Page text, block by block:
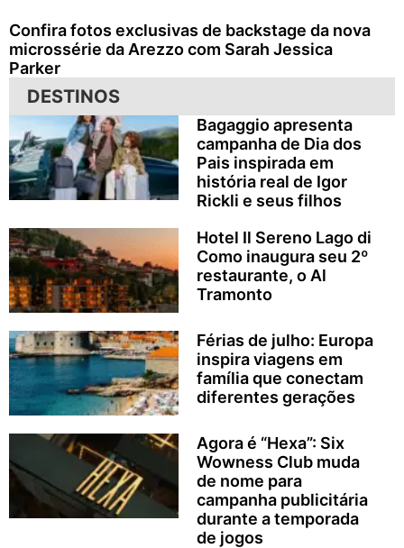
Confira fotos exclusivas de backstage da nova
microssérie da Arezzo com Sarah Jessica
Parker
DESTINOS
Bagaggio apresenta
campanha de Dia dos
Pais inspirada em
história real de Igor
Rickli e seus filhos
Hotel Il Sereno Lago di
Como inaugura seu 2º
restaurante, o Al
Tramonto
Férias de julho: Europa
inspira viagens em
família que conectam
diferentes gerações
Agora é “Hexa”: Six
Wowness Club muda
de nome para
campanha publicitária
durante a temporada
de jogos